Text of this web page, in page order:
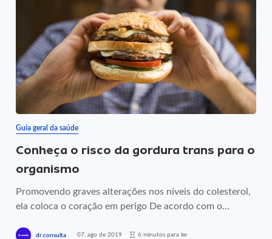
Guia geral da saúde
Conheça o risco da gordura trans para o
organismo
Promovendo graves alterações nos níveis do colesterol,
ela coloca o coração em perigo De acordo com o...
dr.consulta 07, ago de 2019 6 minutos para ler